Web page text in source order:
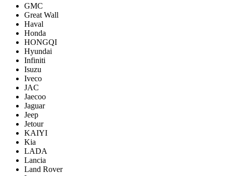
GMC
Great Wall
Haval
Honda
HONGQI
Hyundai
Infiniti
Isuzu
Iveco
JAC
Jaecoo
Jaguar
Jeep
Jetour
KAIYI
Kia
LADA
Lancia
Land Rover